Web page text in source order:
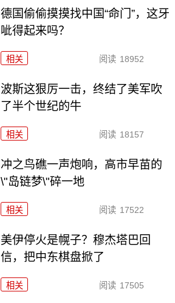
德国偷偷摸摸找中国“命门”，这牙
呲得起来吗？
相关 阅读 18952
波斯这狠厉一击，终结了美军吹
了半个世纪的牛
相关 阅读 18157
冲之鸟礁一声炮响，高市早苗的
\"岛链梦\"碎一地
相关 阅读 17522
美伊停火是幌子？穆杰塔巴回
信，把中东棋盘掀了
相关 阅读 17505